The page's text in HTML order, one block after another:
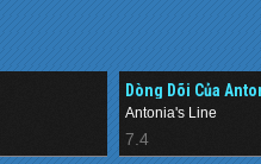
Dòng Dõi Của
Antonia's Line
7.4